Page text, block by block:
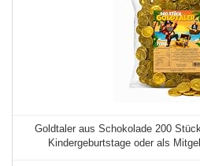
Goldtaler aus Schokolade 200
Kindergeburtstage oder als